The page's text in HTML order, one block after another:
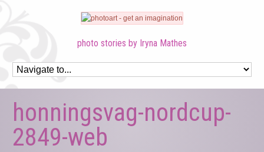
photo stories by Iryna Mathes
honningsvag-nordcup-
2849-web